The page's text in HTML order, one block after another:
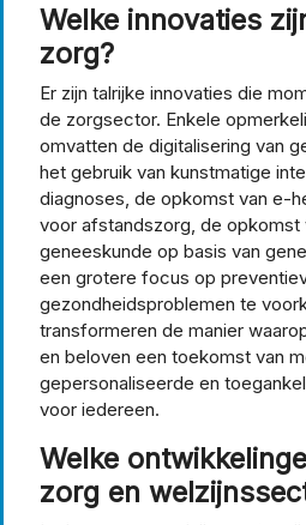
Welke innovaties
zorg?
Er zijn talrijke innovaties die
de zorgsector. Enkele
omvatten de digitalisering van
het gebruik van kunstmatige
diagnoses, de opkomst van e-
voor afstandszorg, de opkomst
geneeskunde op basis van
een grotere focus op
gezondheidsproblemen te
transformeren de manier
en beloven een toekomst van
gepersonaliseerde en
voor iedereen.
Welke
zorg en